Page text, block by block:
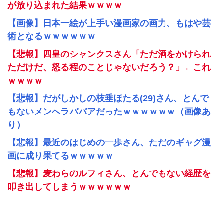
が放り込まれた結果ｗｗｗｗ
【画像】日本一絵が上手い漫画家の画力、もはや芸
術となるｗｗｗｗｗｗ
【悲報】四皇のシャンクスさん「ただ酒をかけられ
ただけだ、怒る程のことじゃないだろう？」←これ
ｗｗｗｗ
【悲報】だがしかしの枝垂ほたる(29)さん、とんで
もないメンヘラババアだったｗｗｗｗｗｗ（画像あ
り）
【悲報】最近のはじめの一歩さん、ただのギャグ漫
画に成り果てるｗｗｗｗｗ
【悲報】麦わらのルフィさん、とんでもない経歴を
叩き出してしまうｗｗｗｗｗｗ